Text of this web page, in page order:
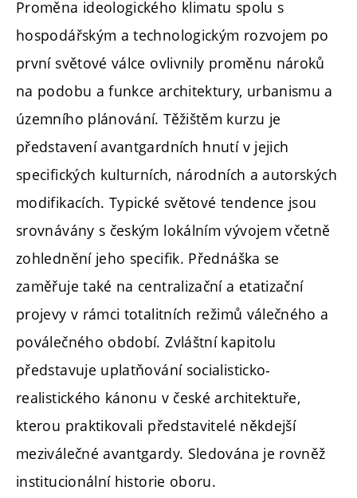
Proměna ideologického klimatu spolu s
hospodářským a technologickým rozvojem po
první světové válce ovlivnily proměnu nároků
na podobu a funkce architektury, urbanismu a
územního plánování. Těžištěm kurzu je
představení avantgardních hnutí v jejich
specifických kulturních, národních a autorských
modifikacích. Typické světové tendence jsou
srovnávány s českým lokálním vývojem včetně
zohlednění jeho specifik. Přednáška se
zaměřuje také na centralizační a etatizační
projevy v rámci totalitních režimů válečného a
poválečného období. Zvláštní kapitolu
představuje uplatňování socialisticko-
realistického kánonu v české architektuře,
kterou praktikovali představitelé někdejší
meziválečné avantgardy. Sledována je rovněž
institucionální historie oboru.